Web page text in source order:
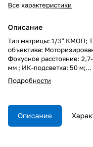
Все характеристики
Описание
Тип матрицы: 1/3” КМОП;
объектива:
Фокусное расстояние:
мм ; ИК-подсветка: 50 м;
Максимальное
частота кадров: 4Мп, 25к/с;
H.264; H.265; H.264+;
MJPEG; Компенсация
HLC; BLC; WDR 2x (120 дБ);
Подробности
Описание